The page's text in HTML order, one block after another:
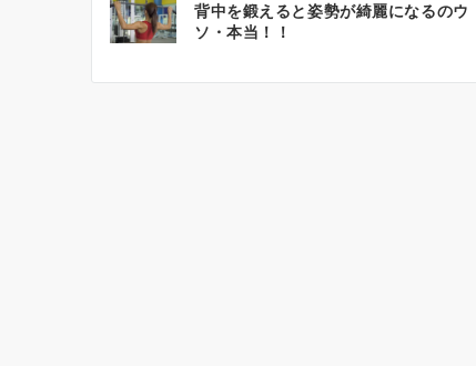
背中を鍛えると姿勢が綺麗になるのウ
ソ・本当！！